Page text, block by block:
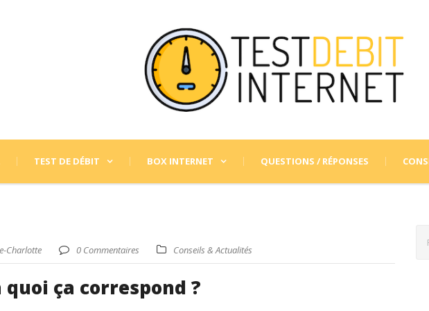
TEST DE DÉBIT BOX INTERNET QUESTIONS / RÉPONSES
Charlotte 0 Commentaires Conseils & Actualités
quoi ça correspond ?